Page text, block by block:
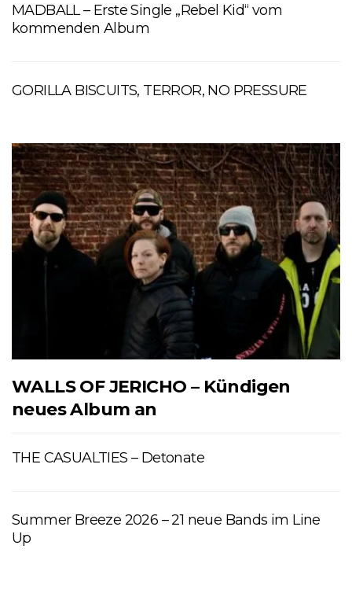
MADBALL – Erste Single „Rebel Kid“ vom
kommenden Album
GORILLA BISCUITS, TERROR, NO PRESSURE
WALLS OF JERICHO – Kündigen
neues Album an
THE CASUALTIES – Detonate
Summer Breeze 2026 – 21 neue Bands im Line
Up